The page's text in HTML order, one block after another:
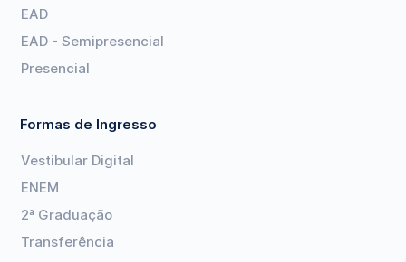
EAD
EAD - Semipresencial
Presencial
Formas de Ingresso
Vestibular Digital
ENEM
2ª Graduação
Transferência